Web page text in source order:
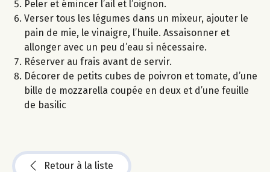
Peler et émincer l’ail et l’oignon.
Verser tous les légumes dans un mixeur, ajouter le
pain de mie, le vinaigre, l’huile. Assaisonner et
allonger avec un peu d’eau si nécessaire.
Réserver au frais avant de servir.
Décorer de petits cubes de poivron et tomate, d’une
bille de mozzarella coupée en deux et d’une feuille
de basilic
Retour à la liste